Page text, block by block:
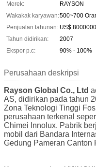
Merek:
RAYSON
Wakakak karyawan:500~700
Penjualan tahunan: US$
Tahun didirikan:
2007
Ekspor p.c:
90% - 100%
Perusahaan deskripsi
Rayson Global Co., Ltd
AS, didirikan pada tahun
Zona Teknologi Tinggi
perusahaan terkenal
Chimei Innolux. Pabrik
mobil dari Bandara
Gedung Pameran Canton